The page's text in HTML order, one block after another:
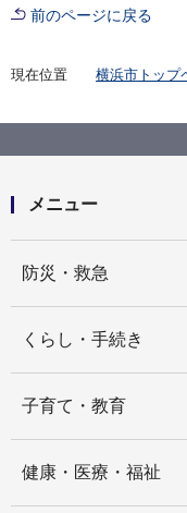
前のページに戻る
現在位置 横浜市トップ
第122回横浜
施）（特別調
メニュー
防災・救急
くらし・手続き
子育て・教育
健康・医療・福祉